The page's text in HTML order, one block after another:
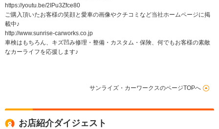
https://youtu.be/2IPu3Zfce80
ご購入頂いたお客様の笑顔と愛車の画像やクチコミなど当社ホームページに掲
載中♪
http://www.sunrise-carworks.co.jp
車検はもちろん、キズ凹み修理・整備・カスタム・保険、何でもお客様の素敵
なカーライフを応援します♪
サンライズ・カーワークスのページTOPへ
お店紹介ダイジェスト